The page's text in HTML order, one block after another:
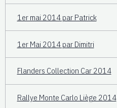
1er mai 2014 par Patrick
1er Mai 2014 par Dimitri
Flanders Collection Car 2014
Rallye Monte Carlo Liège 2014